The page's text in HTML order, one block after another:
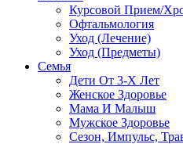
Курсовой Прием/
Офтальмология
Уход (Лечение)
Уход (Предметы)
Семья
Дети От 3-Х Лет
Женское Здоровье
Мама И Малыш
Мужское Здоровье
Сезон, Импульс,